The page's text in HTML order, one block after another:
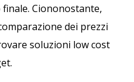
Ciononostante,
dei prezzi
soluzioni low cost